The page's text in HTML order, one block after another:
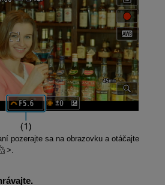
pozerajte sa na obrazovku a otáčajte